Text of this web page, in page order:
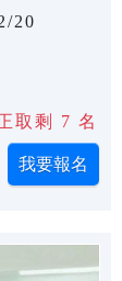
20
取剩 7 名